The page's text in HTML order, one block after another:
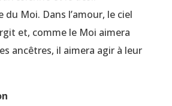
du Moi. Dans l’amour, le ciel
et, comme le Moi aime­ra
ancêtres, il aime­ra agir à leur